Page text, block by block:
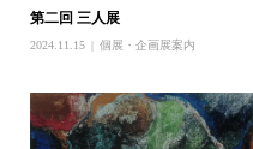
第二回 三人展
2024.11.15 個展・企画展案内